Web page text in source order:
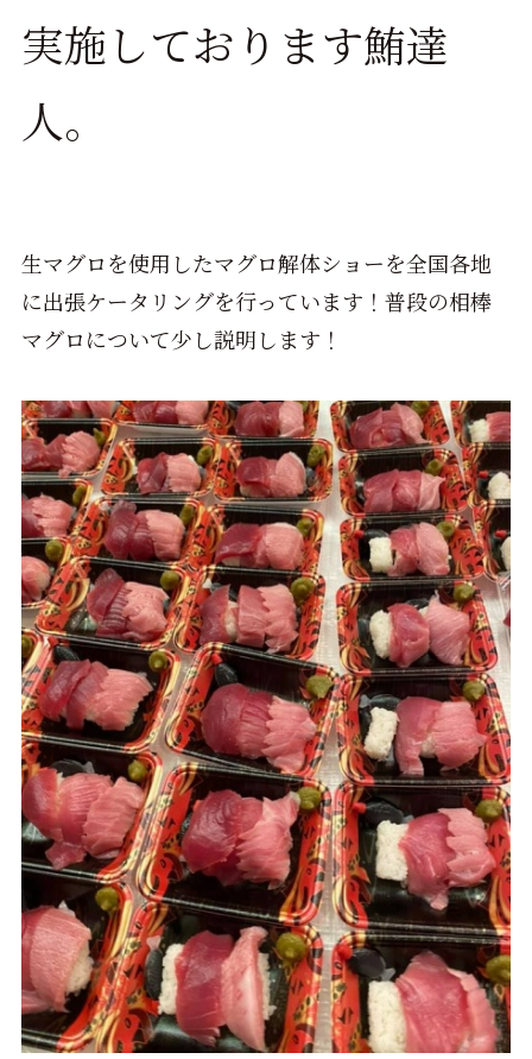
実施しております鮪達
人。
生マグロを使用したマグロ解体ショーを全国各地
に出張ケータリングを行っています！普段の相棒
マグロについて少し説明します！